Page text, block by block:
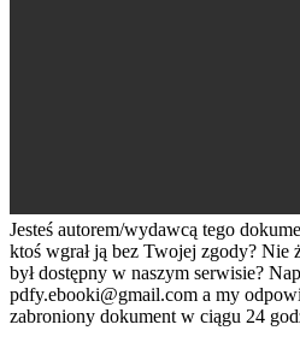
Jesteś autorem/wydawcą tego
ktoś wgrał ją bez Twojej zgody? Nie
był dostępny w naszym serwisie?
pdfy.ebooki@gmail.com a my
zabroniony dokument w ciągu 24